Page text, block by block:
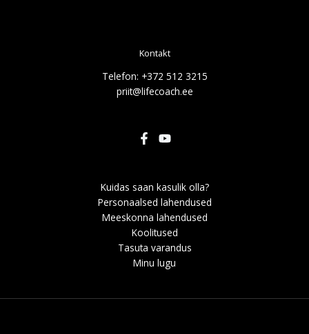
Kontakt
Telefon: +372 512 3215
priit@lifecoach.ee
Kuidas saan kasulik olla?
Personaalsed lahendused
Meeskonna lahendused
Koolitused
Tasuta varandus
Minu lugu